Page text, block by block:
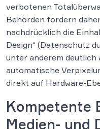
verbotenen
Behörden fordern
nachdrücklich die
Design“ (Datenschutz
unter anderem deutlich
automatische
direkt auf Hardware-
Kompetente
Medien- und